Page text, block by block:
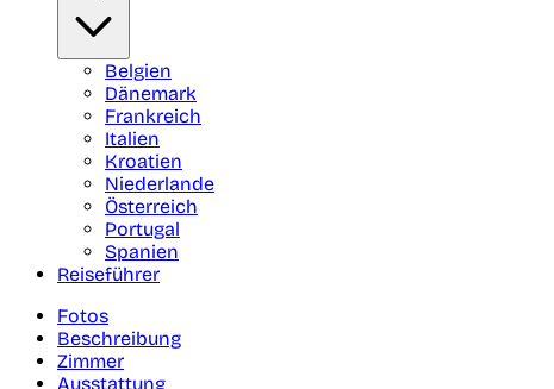
Belgien
Dänemark
Frankreich
Italien
Kroatien
Niederlande
Österreich
Portugal
Spanien
Reiseführer
Fotos
Beschreibung
Zimmer
Ausstattung